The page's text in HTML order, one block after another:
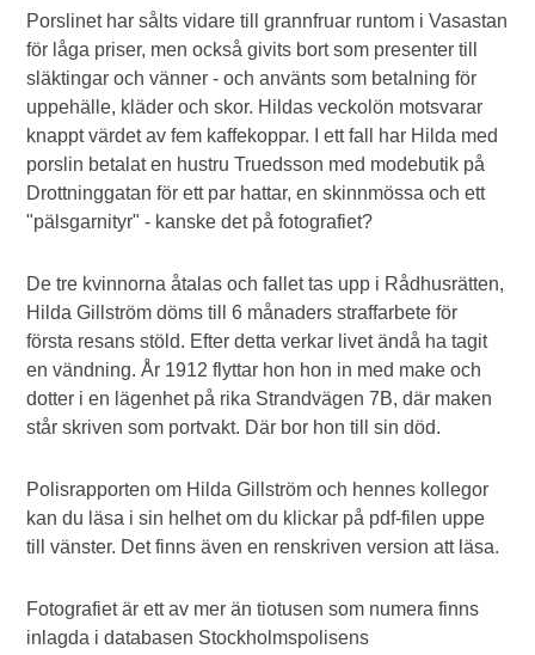
Porslinet har sålts vidare till grannfruar runtom i Vasastan
för låga priser, men också givits bort som presenter till
släktingar och vänner - och använts som betalning för
uppehälle, kläder och skor. Hildas veckolön motsvarar
knappt värdet av fem kaffekoppar. I ett fall har Hilda med
porslin betalat en hustru Truedsson med modebutik på
Drottninggatan för ett par hattar, en skinnmössa och ett
"pälsgarnityr" - kanske det på fotografiet?
De tre kvinnorna åtalas och fallet tas upp i Rådhusrätten,
Hilda Gillström döms till 6 månaders straffarbete för
första resans stöld. Efter detta verkar livet ändå ha tagit
en vändning. År 1912 flyttar hon hon in med make och
dotter i en lägenhet på rika Strandvägen 7B, där maken
står skriven som portvakt. Där bor hon till sin död.
Polisrapporten om Hilda Gillström och hennes kollegor
kan du läsa i sin helhet om du klickar på pdf-filen uppe
till vänster. Det finns även en renskriven version att läsa.
Fotografiet är ett av mer än tiotusen som numera finns
inlagda i databasen Stockholmspolisens